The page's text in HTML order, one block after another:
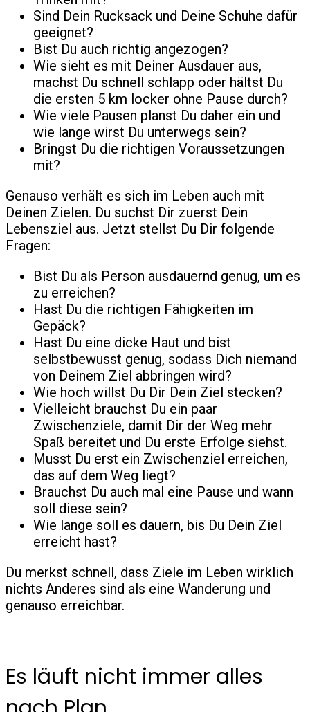
Sind Dein Rucksack und Deine Schuhe dafür
geeignet?
Bist Du auch richtig angezogen?
Wie sieht es mit Deiner Ausdauer aus,
machst Du schnell schlapp oder hältst Du
die ersten 5 km locker ohne Pause durch?
Wie viele Pausen planst Du daher ein und
wie lange wirst Du unterwegs sein?
Bringst Du die richtigen Voraussetzungen
mit?
Genauso verhält es sich im Leben auch mit
Deinen Zielen. Du suchst Dir zuerst Dein
Lebensziel aus. Jetzt stellst Du Dir folgende
Fragen:
Bist Du als Person ausdauernd genug, um es
zu erreichen?
Hast Du die richtigen Fähigkeiten im
Gepäck?
Hast Du eine dicke Haut und bist
selbstbewusst genug, sodass Dich niemand
von Deinem Ziel abbringen wird?
Wie hoch willst Du Dir Dein Ziel stecken?
Vielleicht brauchst Du ein paar
Zwischenziele, damit Dir der Weg mehr
Spaß bereitet und Du erste Erfolge siehst.
Musst Du erst ein Zwischenziel erreichen,
das auf dem Weg liegt?
Brauchst Du auch mal eine Pause und wann
soll diese sein?
Wie lange soll es dauern, bis Du Dein Ziel
erreicht hast?
Du merkst schnell, dass Ziele im Leben wirklich
nichts Anderes sind als eine Wanderung und
genauso erreichbar.
Es läuft nicht immer alles